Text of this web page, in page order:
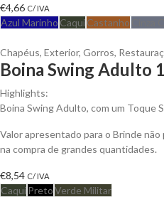
€4,66 C/ IVA
Azul Marinho CaquiCastanho
Chapéus, Exterior, Gorros,
Boina Swing Adulto
Highlights:
Boina Swing Adulto, com um Toque
Valor apresentado para o Brinde
na compra de grandes quantidades.
€8,54 C/ IVA
CaquiPretoVerde Militar